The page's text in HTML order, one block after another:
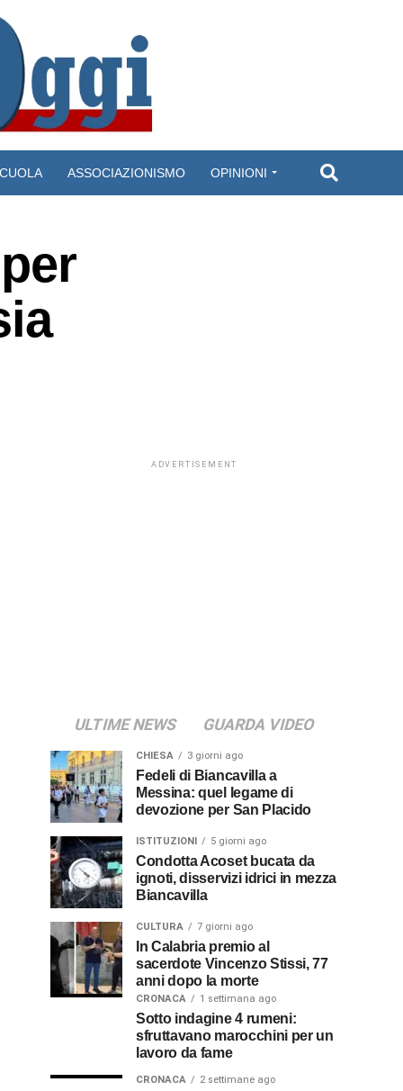
ASSOCIAZIONISMO OPINIONI
ADVERTISEMENT
ULTIME NEWS GUARDA VIDEO
CHIESA 3 giorni ago
Fedeli di Biancavilla a
Messina: quel legame di
devozione per San Placido
ISTITUZIONI 5 giorni ago
Condotta Acoset bucata da
ignoti, disservizi idrici in mezza
Biancavilla
CULTURA 7 giorni ago
In Calabria premio al
sacerdote Vincenzo Stissi, 77
anni dopo la morte
CRONACA 1 settimana ago
Sotto indagine 4 rumeni:
sfruttavano marocchini per un
lavoro da fame
CRONACA 2 settimane ago